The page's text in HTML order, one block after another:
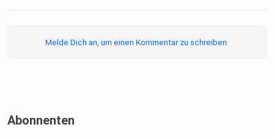
Melde Dich an, um einen Kommentar zu schreiben.
Abonnenten